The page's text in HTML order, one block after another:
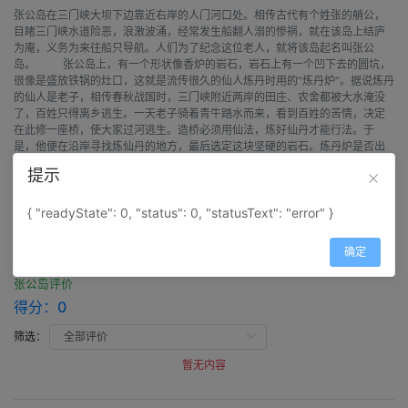
张公岛在三门峡大坝下边靠近右岸的人门河口处。相传古代有个姓张的艄公，
目睹三门峡水道险恶，浪激波涌，经常发生船翻人溺的惨祸，就在该岛上结庐
为庵，义务为来往船只导航。人们为了纪念这位老人，就将该岛起名叫张公
岛。 张公岛上，有一个形状像香炉的岩石，岩石上有一个凹下去的圆坑，
很像是盛放铁锅的灶口，这就是流传很久的仙人炼丹时用的“炼丹炉”。据说炼丹
的仙人是老子，相传春秋战国时，三门峡附近两岸的田庄、农舍都被大水淹没
了，百姓只得离乡逃生。一天老子骑着青牛踏水而来，看到百姓的苦情，决定
在此修一座桥，使大家过河逃生。造桥必须用仙法，炼好仙丹才能行法。于
是，他便在沿岸寻找炼仙丹的地方，最后选定这块坚硬的岩石。炼丹炉是否出
石"、"神火炼山"等故事，至今这里还流传着"正月二十三，老君炼仙丹，家家贴
张公岛评价
得分： 0
筛选：
暂无内容
提示
{ "readyState": 0, "status": 0, "statusText": "error" }
确定